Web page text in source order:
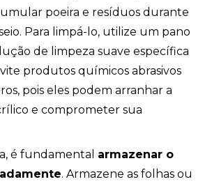
poeira e resíduos durante
Para limpá-lo, utilize um pano
de limpeza suave específica
produtos químicos abrasivos
pois eles podem arranhar a
e comprometer sua
é fundamental armazenar o
. Armazene as folhas ou